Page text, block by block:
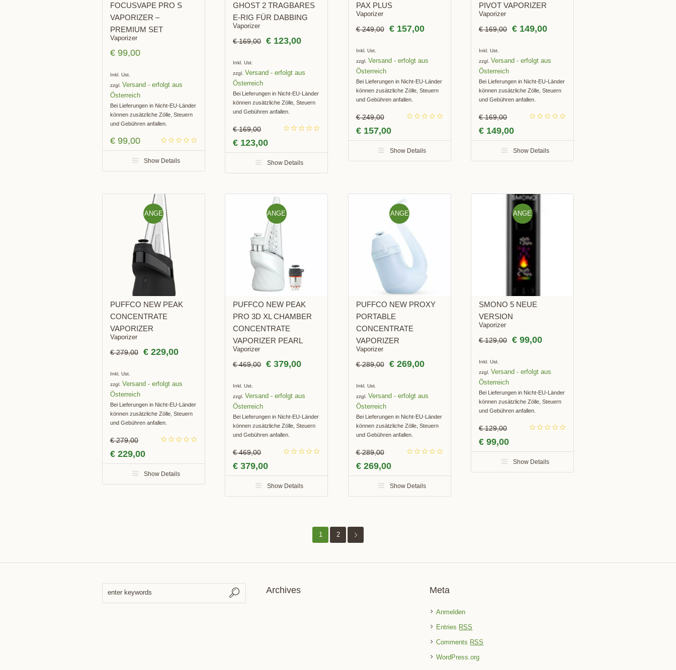
FOCUSVAPE PRO S
VAPORIZER –
PREMIUM SET
Vaporizer
€99,00
Inkl. Ust.
zzgl. Versand
Bei Lieferungen in Nicht-EU-Länder
können zusätzliche Zölle, Steuern
und Gebühren anfallen.
€99,00
Show Details
GHOST 2 TRAGBARES
E-RIG FÜR DABBING
Vaporizer
€169,00 € 123,00
Inkl. Ust.
zzgl. Versand
Bei Lieferungen in Nicht-EU-Länder
können zusätzliche Zölle, Steuern
und Gebühren anfallen.
€169,00
€ 123,00
Show Details
PAX PLUS
Vaporizer
€249,00 €157,00
Inkl. Ust.
zzgl. Versand
Bei Lieferungen in Nicht-EU-Länder
können zusätzliche Zölle, Steuern
und Gebühren anfallen.
€249,00
€157,00
Show Details
PIVOT VAPORIZER
Vaporizer
€169,00 €149,00
Inkl. Ust.
zzgl. Versand
Bei Lieferungen in Nicht-EU-Länder
können zusätzliche Zölle, Steuern
und Gebühren anfallen.
€169,00
€149,00
Show Details
ANGE
BOT!
PUFFCO NEW PEAK
CONCENTRATE
VAPORIZER
Vaporizer
€279,00 €229,00
Inkl. Ust.
zzgl. Versand
Bei Lieferungen in Nicht-EU-Länder
können zusätzliche Zölle, Steuern
und Gebühren anfallen.
€279,00
€229,00
Show Details
ANGE
BOT!
PUFFCO NEW PEAK
PRO 3D XL CHAMBER
CONCENTRATE
VAPORIZER PEARL
Vaporizer
€469,00 € 379,00
Inkl. Ust.
zzgl. Versand
Bei Lieferungen in Nicht-EU-Länder
können zusätzliche Zölle, Steuern
und Gebühren anfallen.
€469,00
€ 379,00
Show Details
ANGE
PUFFCO NEW PROXY
PORTABLE
CONCENTRATE
VAPORIZER
Vaporizer
€289,00 €269,00
Inkl. Ust.
zzgl. Versand
Bei Lieferungen in Nicht-EU-Länder
können zusätzliche Zölle, Steuern
und Gebühren anfallen.
€289,00
€269,00
Show Details
ANGE
SMONO 5 NEUE
VERSION
Vaporizer
€129,00 €99,00
Inkl. Ust.
zzgl. Versand
Bei Lieferungen in Nicht-EU-Länder
können zusätzliche Zölle, Steuern
und Gebühren anfallen.
€129,00
€99,00
Show Details
1 2
Archives Meta
Anmelden
Entries RSS
Comments RSS
WordPress.org